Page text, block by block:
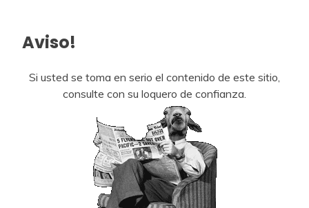
Aviso!
Si usted se toma en serio el contenido de este sitio,
consulte con su loquero de confianza.